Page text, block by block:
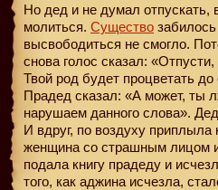
Но дед и не думал отпускать,
молиться. Существо
высвободиться не смогло.
снова голос сказал:
Твой род будет процветать до
Прадед сказал: «А может, ты
нарушаем данного слова».
И вдруг, по воздуху приплыла
женщина со страшным лицом
подала книгу прадеду и
того, как аджина исчезла,